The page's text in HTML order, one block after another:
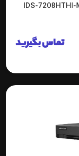
تماس بگیرید